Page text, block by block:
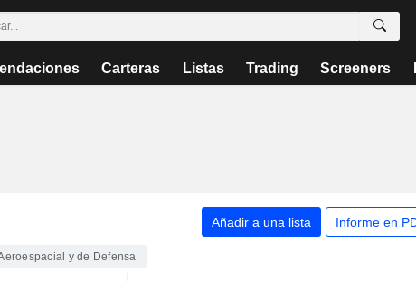
Carteras Listas Trading Screeners
Añadir a una lista Informe en
y de Defensa